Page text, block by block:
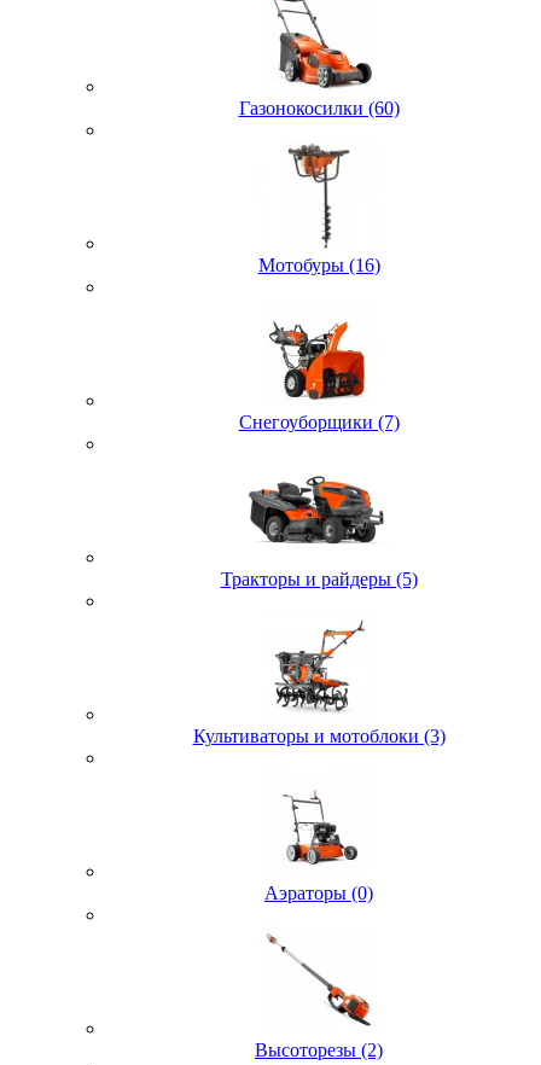
Газонокосилки (60)
Мотобуры (16)
Снегоуборщики (7)
Тракторы и райдеры (5)
Культиваторы и мотоблоки (3)
Аэраторы (0)
Высоторезы (2)